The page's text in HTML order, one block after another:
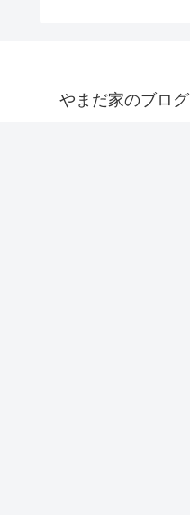
やまだ家のブログ